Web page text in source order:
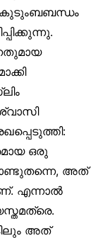
കുടുംബബന്ധം
ഒരു
അത്
എന്നാൽ
അത്